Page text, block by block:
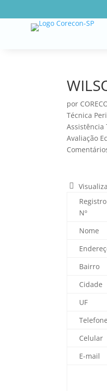
por
Técnica
Assistência
Avaliação
Registro
Nº
Nome
Bairro
Cidade
UF
Telefone
Celular
E-mail